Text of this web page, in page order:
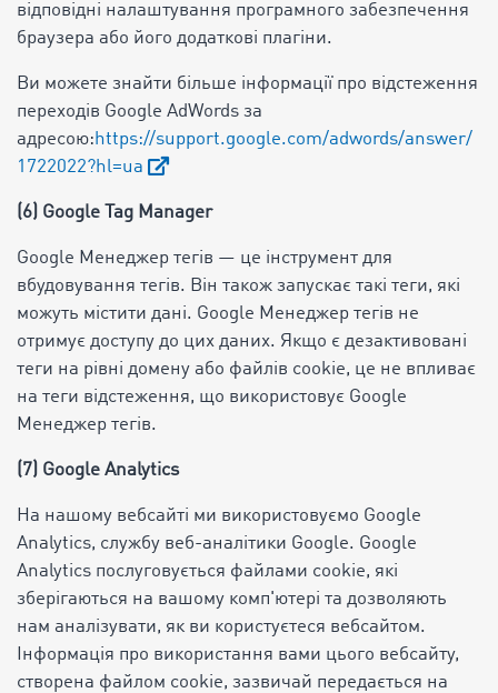
відповідні налаштування програмного забезпечення
браузера або його додаткові плагіни.
Ви можете знайти більше інформації про відстеження
переходів Google AdWords за
адресою:https://support.google.com/adwords/answer/
1722022?hl=ua
(6) Google Tag Manager
Google Менеджер тегів — це інструмент для
вбудовування тегів. Він також запускає такі теги, які
можуть містити дані. Google Менеджер тегів не
отримує доступу до цих даних. Якщо є дезактивовані
теги на рівні домену або файлів cookie, це не впливає
на теги відстеження, що використовує Google
Менеджер тегів.
(7) Google Analytics
На нашому вебсайті ми використовуємо Google
Analytics, службу веб-аналітики Google. Google
Analytics послуговується файлами cookie, які
зберігаються на вашому комп'ютері та дозволяють
нам аналізувати, як ви користуєтеся вебсайтом.
Інформація про використання вами цього вебсайту,
створена файлом cookie, зазвичай передається на